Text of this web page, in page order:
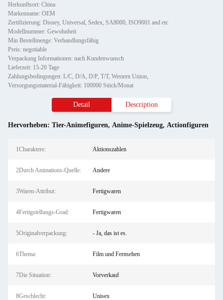
Herkunftsort: China
Markenname: OEM
Zertifizierung: Disney, Universal, Sedex, SA8000, ISO9001 and etc
Modellnummer: Gewohnheit
Min Bestellmenge: Verhandlungsfähig
Preis: negotiable
Verpackung Informationen: nach Kundenwunsch
Lieferzeit: 15-20 Tage
Zahlungsbedingungen: L/C, D/A, D/P, T/T, Western Union,
Versorgungsmaterial-Fähigkeit: 100000 Stück/Monat
Detail Description
Hervorheben: Tier-Animefiguren, Anime-Spielzeug, Actionfiguren
1Charaktere: Aktionszahlen
2Durch Animations-Quelle: Andere
3Waren-Attribut: Fertigwaren
4Fertigstellungs-Grad: Fertigwaren
5Originalverpackung: - Ja, das ist es.
6Thema: Film und Fernsehen
7Die Situation: Vorverkauf
8Geschlecht: Unisex